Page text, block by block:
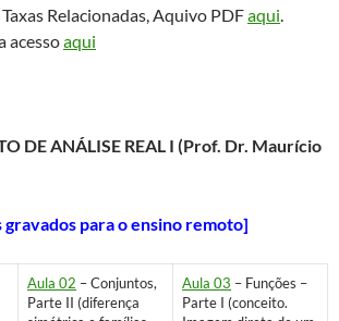
Relacionadas, Aquivo PDFaqui
acessoaqui
DE ANÁLISE REAL I (Prof. Dr. Maurício
gravados para o ensino remoto]
Aula 02 – Conjuntos,
Parte II (diferença
Aula 03 – Funções –
Parte I (conceito.